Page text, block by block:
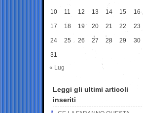
10 11 12 13 14 15 16
17 18 19 20 21 22 23
24 25 26 27 28 29 30
31
« Lug
Leggi gli ultimi articoli
inseriti